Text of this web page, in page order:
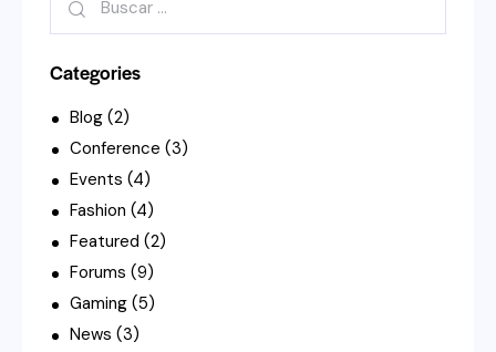
Categories
Blog (2)
Conference (3)
Events (4)
Fashion (4)
Featured (2)
Forums (9)
Gaming (5)
News (3)